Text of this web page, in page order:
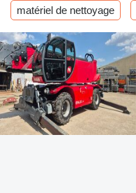
matériel de nettoyage